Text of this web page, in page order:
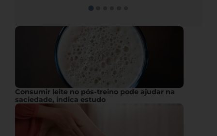
Consumir leite no pós-treino pode ajudar na
saciedade, indica estudo